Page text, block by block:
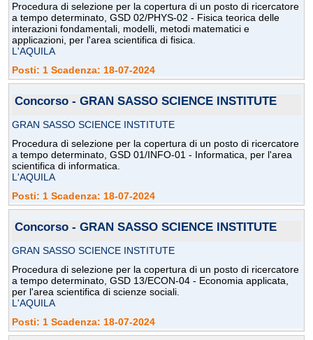
Procedura di selezione per la copertura di un posto di ricercatore
a tempo determinato, GSD 02/PHYS-02 - Fisica teorica delle
interazioni fondamentali, modelli, metodi matematici e
applicazioni, per l'area scientifica di fisica.
L'AQUILA
Posti: 1 Scadenza: 18-07-2024
Concorso - GRAN SASSO SCIENCE INSTITUTE
GRAN SASSO SCIENCE INSTITUTE
Procedura di selezione per la copertura di un posto di ricercatore
a tempo determinato, GSD 01/INFO-01 - Informatica, per l'area
scientifica di informatica.
L'AQUILA
Posti: 1 Scadenza: 18-07-2024
Concorso - GRAN SASSO SCIENCE INSTITUTE
GRAN SASSO SCIENCE INSTITUTE
Procedura di selezione per la copertura di un posto di ricercatore
a tempo determinato, GSD 13/ECON-04 - Economia applicata,
per l'area scientifica di scienze sociali.
L'AQUILA
Posti: 1 Scadenza: 18-07-2024